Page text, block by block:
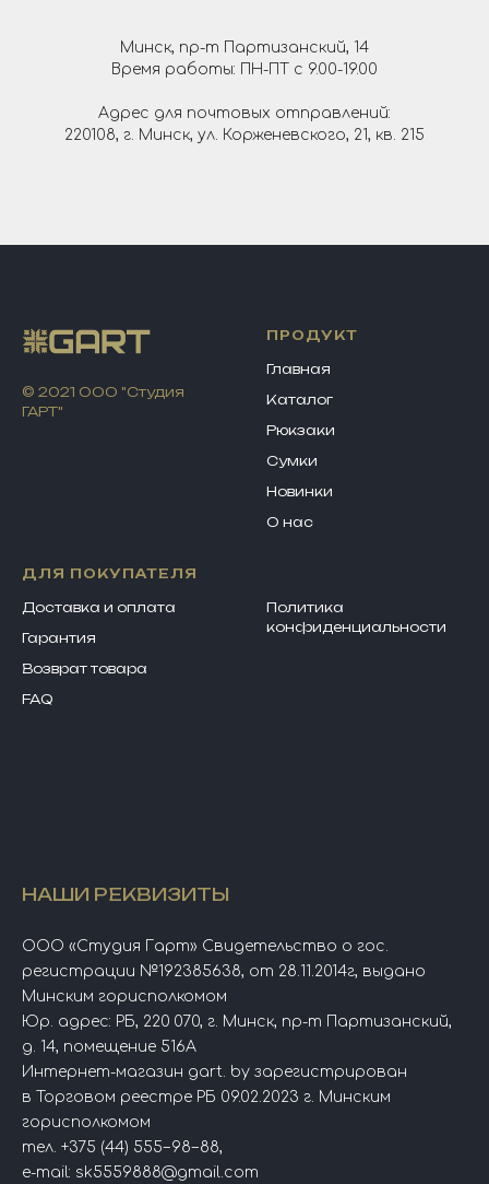
Минск, пр-т Партизанский, 14
Время работы: ПН-ПТ с 9.00-19.00
Адрес для почтовых отправлений:
220108, г. Минск, ул. Корженевского, 21, кв. 215
© 2021 ООО "Студия
ГАРТ"
ПРОДУКТ
Главная
Каталог
Рюкзаки
Сумки
Новинки
О нас
ДЛЯ ПОКУПАТЕЛЯ
Доставка и оплата
Гарантия
Возврат товара
FAQ
Политика
конфиденциальности
НАШИ РЕКВИЗИТЫ
ООО «Студия Гарт» Свидетельство о гос.
регистрации №192385638, от 28.11.2014г, выдано
Минским горисполкомом
Юр. адрес: РБ, 220 070, г. Минск, пр-т Партизанский,
д. 14, помещение 516А
Интернет-магазин gart. by зарегистрирован
в Торговом реестре РБ 09.02.2023 г. Минским
горисполкомом
тел. +375 (44) 555−98−88,
e-mail: sk5559888@gmail.com